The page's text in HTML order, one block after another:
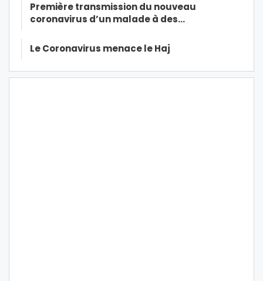
Première transmission du nouveau
coronavirus d’un malade à des…
Le Coronavirus menace le Haj